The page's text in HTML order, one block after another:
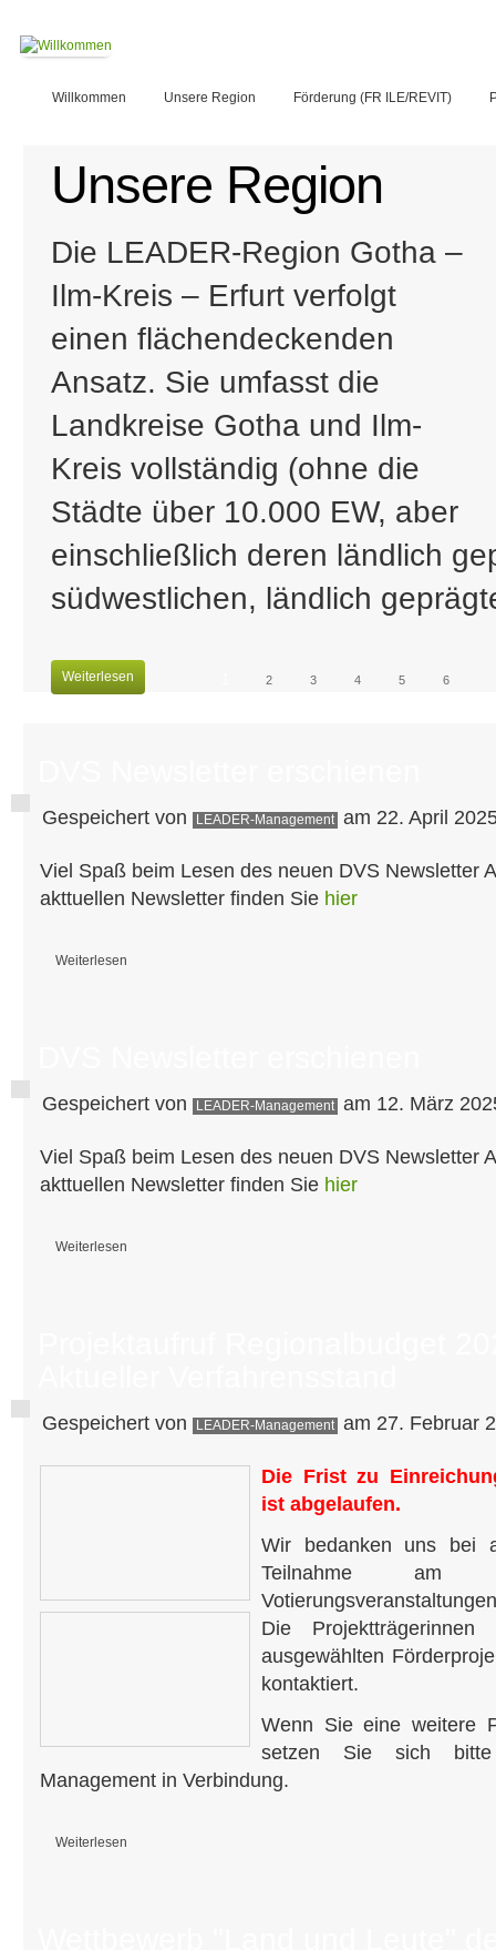
Willkommen Unsere Region Förderung (FR ILE/REVIT)
Unsere Region
Die LEADER-Region Gotha –
Ilm-Kreis – Erfurt verfolgt
einen flächendeckenden
Ansatz. Sie umfasst die
Landkreise Gotha und Ilm-
Kreis vollständig (ohne die
Städte über 10.000 EW, aber
einschließlich deren ländlich
südwestlichen, ländlich
Weiterlesen 2 3 4 5 6
Gespeichert von LEADER-Management am 22. April
Viel Spaß beim Lesen des neuen DVS Newsletter
akttuellen Newsletter finden Sie hier
Weiterlesen
Gespeichert von LEADER-Management am 12. März
Viel Spaß beim Lesen des neuen DVS Newsletter
akttuellen Newsletter finden Sie hier
Weiterlesen
Gespeichert von LEADER-Management am 27. Februar
Die Frist zu
ist abgelaufen.
Wir bedanken uns bei
Teilnahme am
Die
ausgewählten
kontaktiert.
Wenn Sie eine weitere
setzen Sie sich
Management in Verbindung.
Weiterlesen